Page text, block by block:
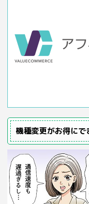
機種変更がお得に